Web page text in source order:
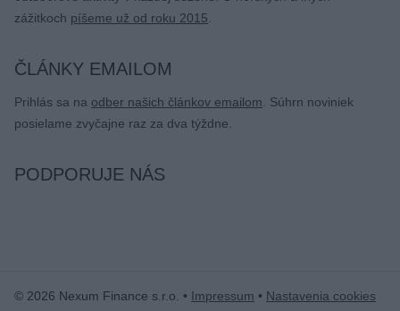
zážitkoch píšeme už od roku 2015
ČLÁNKY EMAILOM
Prihlás sa na odber našich článkov emailom . Súhrn noviniek
posielame zvyčajne raz za dva týždne.
PODPORUJE NÁS
© 2026 Nexum Finance s.r.o. • Impressum • Nastavenia cookies